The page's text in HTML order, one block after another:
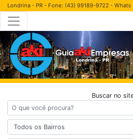
Londrina - PR - Fone: (43) 99189-9722 - Whats
99189-9722
Buscar no